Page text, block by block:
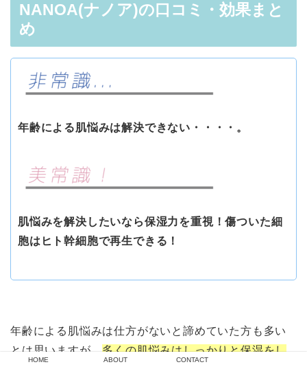
NANOA(ナノア)の口コミ・効果まと
め
年齢による肌悩みは解決できない・・・・。
肌悩みを解決したいなら保湿力を重視！傷ついた細
胞はヒト幹細胞で再生できる！
年齢による肌悩みは仕方がないと諦めていた方も多い
とは思いますが、多くの肌悩みはしっかりと保湿をし
HOME ABOUT CONTACT